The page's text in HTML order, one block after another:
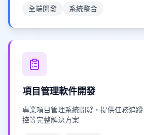
全端開發 系統整合
項目管理軟件開發
專業項目管理系統開發，提供任務追
控等完整解決方案